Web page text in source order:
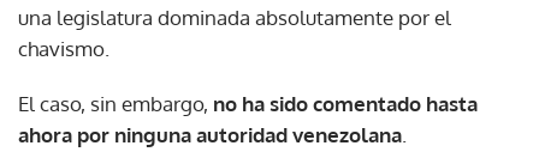
una legislatura dominada absolutamente por el
chavismo.
El caso, sin embargo, no ha sido comentado hasta
ahora por ninguna autoridad venezolana